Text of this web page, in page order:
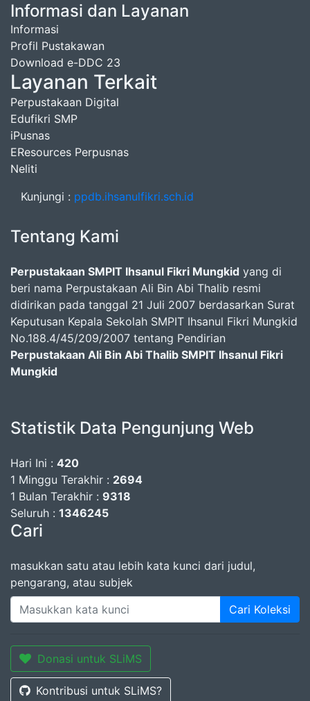
Informasi dan Layanan
Informasi
Profil Pustakawan
Download e-DDC 23
Layanan Terkait
Perpustakaan Digital
Edufikri SMP
iPusnas
EResources Perpusnas
Neliti
Kunjungi : ppdb.ihsanulfikri.sch.id
Tentang Kami
Perpustakaan SMPIT Ihsanul Fikri Mungkid yang di
beri nama Perpustakaan Ali Bin Abi Thalib resmi
didirikan pada tanggal 21 Juli 2007 berdasarkan Surat
Keputusan Kepala Sekolah SMPIT Ihsanul Fikri Mungkid
No.188.4/45/209/2007 tentang Pendirian
Perpustakaan Ali Bin Abi Thalib SMPIT Ihsanul Fikri
Mungkid
Statistik Data Pengunjung Web
Hari Ini : 420
1 Minggu Terakhir : 2694
1 Bulan Terakhir : 9318
Seluruh : 1346245
Cari
masukkan satu atau lebih kata kunci dari judul,
pengarang, atau subjek
Cari Koleksi
Donasi untuk SLiMS
Kontribusi untuk SLiMS?